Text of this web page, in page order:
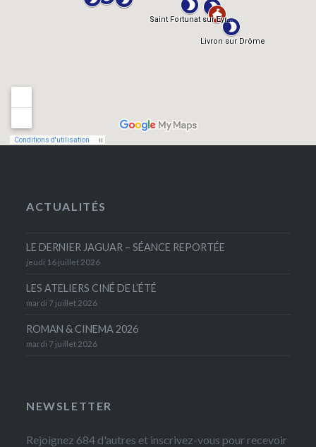
ACTUALITÉS
LE DERNIER JAGUAR – SÉANCE REPORTÉE
jeudi 16 juillet 2026
LES ATELIERS CINÉ DE L’ÉTÉ
mardi 7 juillet 2026
ROMAN & CINEMA 2026
mardi 7 juillet 2026
NEWSLETTER
Rejoignez 684 d'autres et inscrivez-vous pour recevoir